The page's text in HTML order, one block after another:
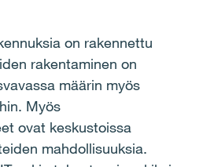
on rakennettu
rakentaminen on
määrin myös
Myös
ovat keskustoissa
mahdollisuuksia.